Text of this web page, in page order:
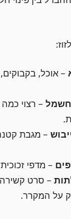
– אוכל,
– רצוי
– מגבת
– מדפי
– סרט
על המקרר.